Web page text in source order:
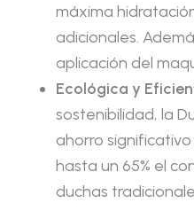
máxima
adicionales.
aplicación del
Ecológica y
sostenibilidad, la
ahorro
hasta un 65% el
duchas